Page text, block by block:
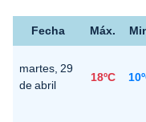
Fecha Máx.
martes, 29
de abril
18ºC